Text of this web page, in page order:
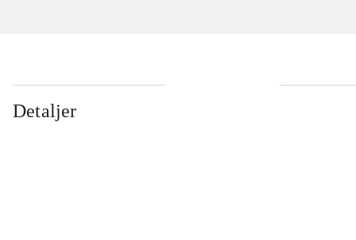
Detaljer